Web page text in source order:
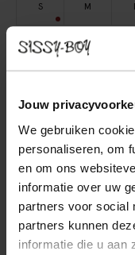
Jouw
We gebruiken
personaliseren, om
en om ons
informatie over uw
partners voor social
partners kunnen
informatie die u aan
S M
Achteraf betalen
Snelle levering
OMSCHRIJVING